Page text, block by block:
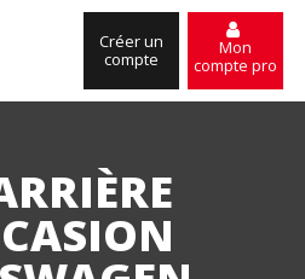
Créer un
compte
Mon
compte pro